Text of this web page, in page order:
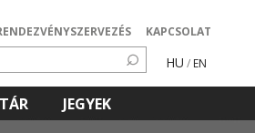
KAPCSOLAT
HU / EN
JEGYEK